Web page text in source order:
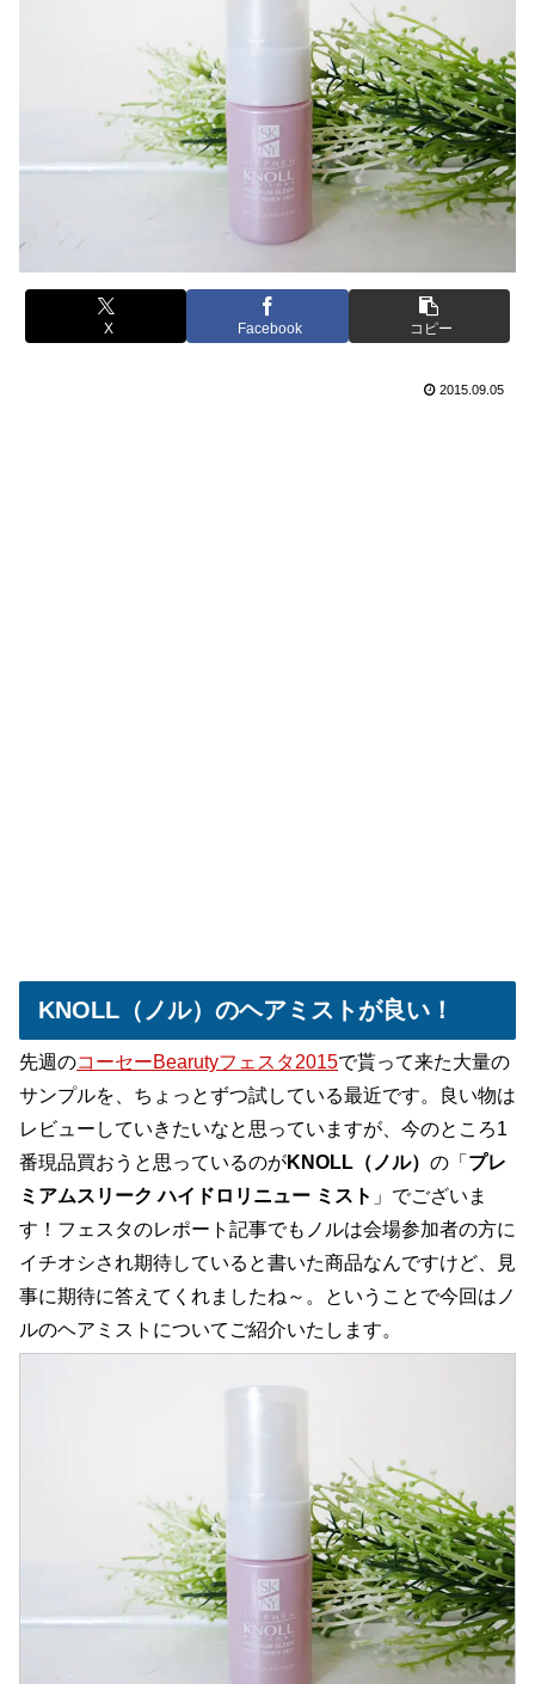
X Facebook コピー
2015.09.05
KNOLL（ノル）のヘアミストが良い！
先週のコーセーBearutyフェスタ2015で貰って来た大量の
サンプルを、ちょっとずつ試している最近です。良い物は
レビューしていきたいなと思っていますが、今のところ1
番現品買おうと思っているのがKNOLL（ノル） の「 プレ
ミアムスリーク ハイドロリニュー ミスト 」でございま
す！フェスタのレポート記事でもノルは会場参加者の方に
イチオシされ期待していると書いた商品なんですけど、見
事に期待に答えてくれましたね～。ということで今回はノ
ルのヘアミストについてご紹介いたします。